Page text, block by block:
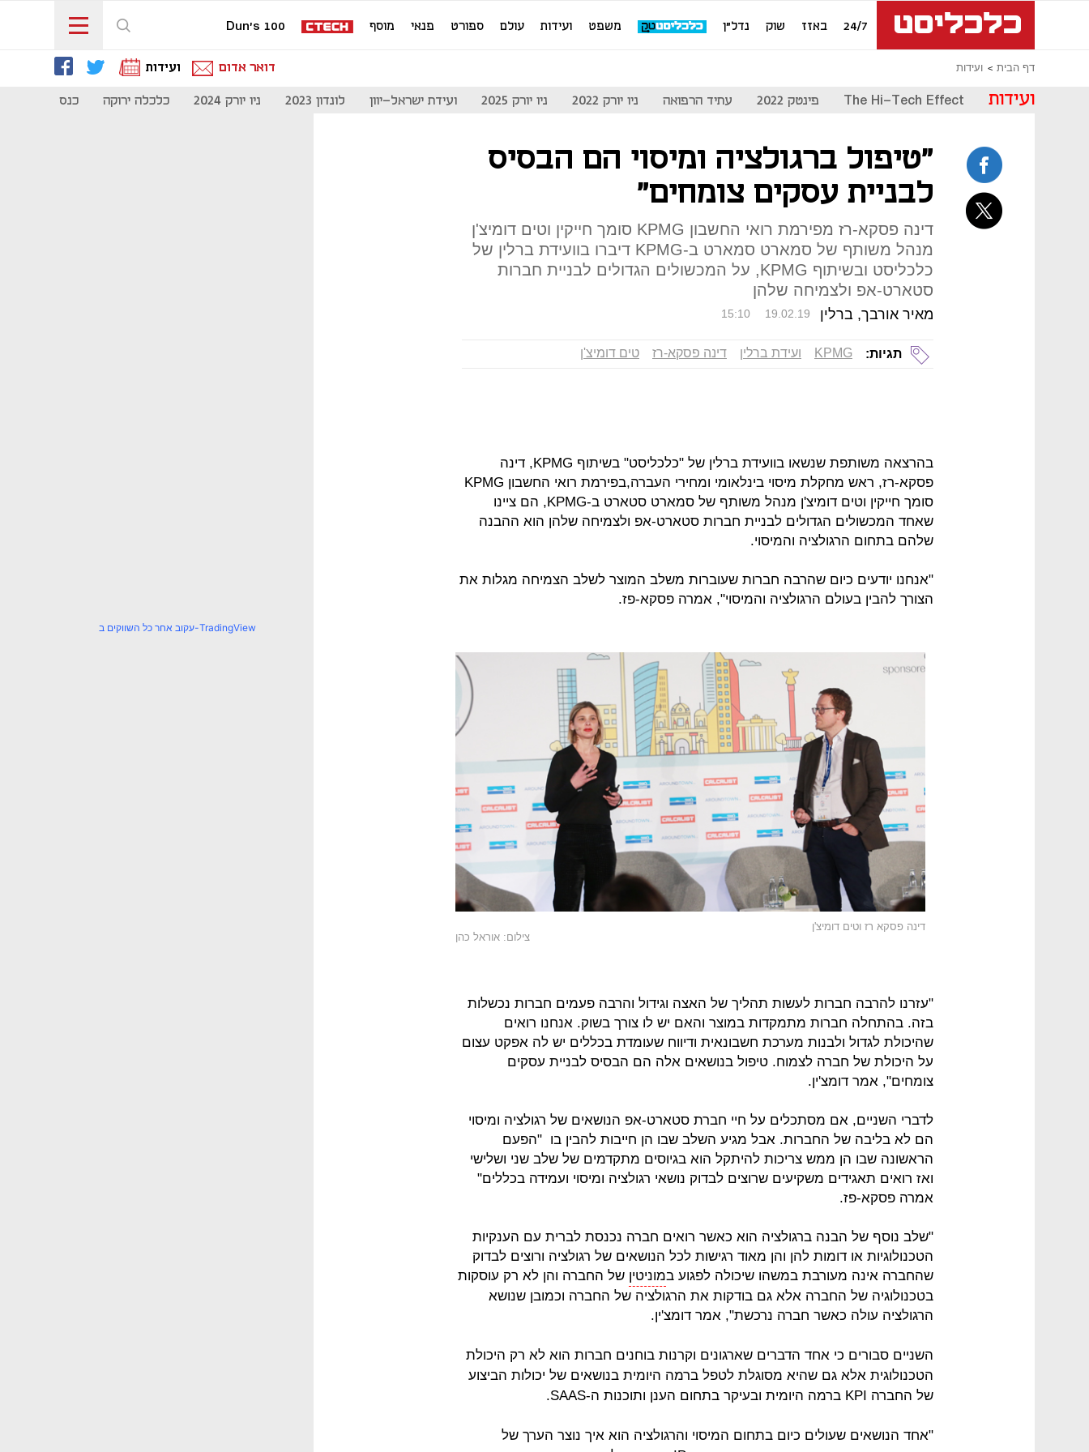
24/7 באזז שוק נדל"ן משפט ועידות עולם ספורט פנאי מוסף Dun's 100
דף הבית ועידות דואר אדום ועידות
ועידות The Hi-Tech Effect פינטק 2022 עתיד הרפואה ניו יורק 2022 ניו יורק 2025 ועידת ישראל-יוון לונדון 2023 ניו יורק 2024 כלכלה ירוקה כנס מיליון
"טיפול ברגולציה ומיסוי הם הבסיס
לבניית עסקים צומחים"
דינה פסקא-רז מפירמת רואי החשבון KPMG סומך חייקין וטים דומיצ'ן
מנהל משותף של סמארט סמארט ב-KPMG דיברו בוועידת ברלין של
כלכליסט ובשיתוף KPMG, על המכשולים הגדולים לבניית חברות
סטארט-אפ ולצמיחה שלהן
מאיר אורבך, ברלין 15:10 19.02.19
תגיות: KPMG ועידת ברלין דינה פסקא-רז טים דומיצ'ן
בהרצאה משותפת שנשאו בוועידת ברלין של "כלכליסט" בשיתוף KPMG, דינה
פסקא-רז, ראש מחקלת מיסוי בינלאומי ומחירי העברה,בפירמת רואי החשבון KPMG
סומך חייקין וטים דומיצ'ן מנהל משותף של סמארט סטארט ב-KPMG, הם ציינו
שאחד המכשולים הגדולים לבניית חברות סטארט-אפ ולצמיחה שלהן הוא ההבנה
שלהם בתחום הרגולציה והמיסוי.
"אנחנו יודעים כיום שהרבה חברות שעוברות משלב המוצר לשלב הצמיחה מגלות את
הצורך להבין בעולם הרגולציה והמיסוי", אמרה פסקא-פז.
דינה פסקא רז וטים דומיצ'ן
צילום: אוראל כהן
"עזרנו להרבה חברות לעשות תהליך של האצה וגידול והרבה פעמים חברות נכשלות
בזה. בהתחלה חברות מתמקדות במוצר והאם יש לו צורך בשוק. אנחנו רואים
שהיכולת לגדול ולבנות מערכת חשבונאית ודיווח שעומדת בכללים יש לה אפקט עצום
על היכולת של חברה לצמוח. טיפול בנושאים אלה הם הבסיס לבניית עסקים
צומחים", אמר דומצ'ין.
לדברי השניים, אם מסתכלים על חיי חברת סטארט-אפ הנושאים של רגולציה ומיסוי
הם לא בליבה של החברות. אבל מגיע השלב שבו הן חייבות להבין בו "הפעם
הראשונה שבו הן ממש צריכות להיתקל הוא בגיוסים מתקדמים של שלב שני ושלישי
ואז רואים תאגידים משקיעים שרוצים לבדוק נושאי רגולציה ומיסוי ועמידה בכללים"
אמרה פסקא-פז.
"שלב נוסף של הבנה ברגולציה הוא כאשר רואים חברה נכנסת לברית עם הענקיות
הטכנולוגיות או דומות להן והן מאוד רגישות לכל הנושאים של רגולציה ורוצים לבדוק
שהחברה אינה מעורבת במשהו שיכולה לפגוע במוניטין של החברה והן לא רק עוסקות
בטכנולוגיה של החברה אלא גם בודקות את הרגולציה של החברה וכמובן שנושא
הרגולציה עולה כאשר חברה נרכשת", אמר דומצ'ין.
השניים סבורים כי אחד הדברים שארגונים וקרנות בוחנים חברות הוא לא רק היכולת
הטכנולוגית אלא גם שהיא מסוגלת לטפל ברמה היומית בנושאים של יכולות הביצוע
של החברה KPI ברמה היומית ובעיקר בתחום הענן ותוכנות ה-SAAS.
"אחד הנושאים שעולים כיום בתחום המיסוי והרגולציה הוא איך נוצר הערך של
עקוב אחר כל השווקים ב-TradingView